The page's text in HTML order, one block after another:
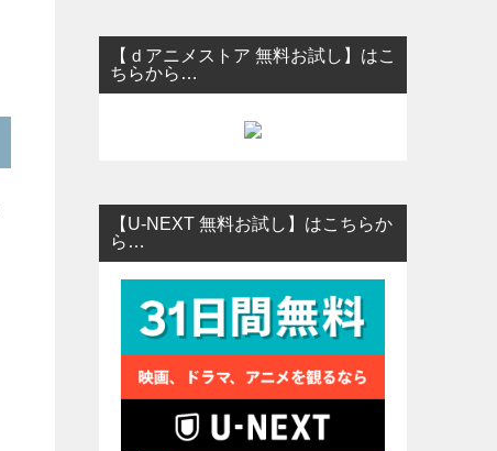
【ｄアニメストア 無料お試し】はこ
ちらから…
【U-NEXT 無料お試し】はこちらか
ら…